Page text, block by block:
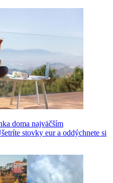
doma najväčším
stovky eur a oddýchnete si